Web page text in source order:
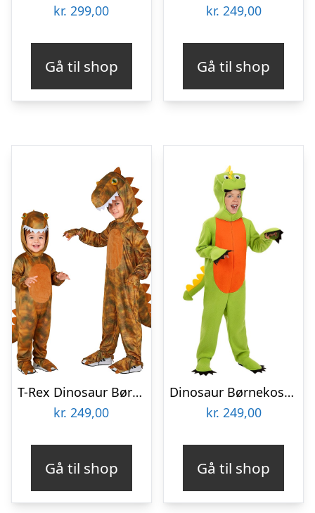
kr. 299,00
Gå til shop
kr. 249,00
Gå til shop
T-Rex Dinosaur Børnekostume
kr. 249,00
Gå til shop
Dinosaur Børnekostume Grøn
kr. 249,00
Gå til shop